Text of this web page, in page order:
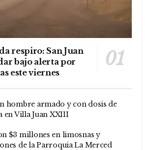
respiro: San Juan
bajo alerta por
este viernes
hombre armado y con dosis de
en Villa Juan XXIII
$3 millones en limosnas y
de la Parroquia La Merced